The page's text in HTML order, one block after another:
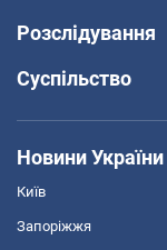
Розслідування
Суспільство
Новини України
Київ
Запоріжжя